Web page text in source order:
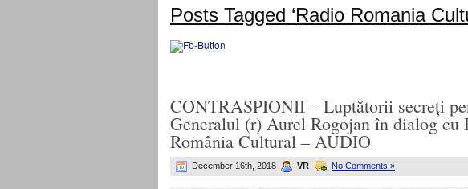
Posts Tagged ‘Radio Romania
CONTRASPIONII – Luptătorii secreți
Generalul (r) Aurel Rogojan în dialog
România Cultural – AUDIO
December 16th, 2018 VR No Comments »